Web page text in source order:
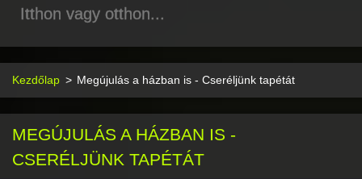
Itthon vagy otthon...
Kezdőlap > Megújulás a házban is - Cseréljünk tapétát
MEGÚJULÁS A HÁZBAN IS -
CSERÉLJÜNK TAPÉTÁT